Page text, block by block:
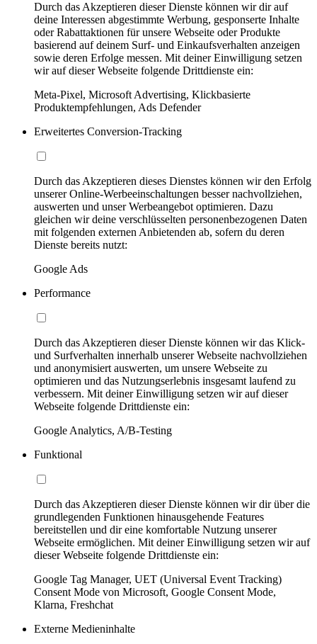
Durch das Akzeptieren dieser Dienste können wir dir auf
deine Interessen abgestimmte Werbung, gesponserte Inhalte
oder Rabattaktionen für unsere Webseite oder Produkte
basierend auf deinem Surf- und Einkaufsverhalten anzeigen
sowie deren Erfolge messen. Mit deiner Einwilligung setzen
wir auf dieser Webseite folgende Drittdienste ein:
Meta-Pixel, Microsoft Advertising, Klickbasierte
Produktempfehlungen, Ads Defender
Erweitertes Conversion-Tracking
Durch das Akzeptieren dieses Dienstes können wir den Erfolg
unserer Online-Werbeeinschaltungen besser nachvollziehen,
auswerten und unser Werbeangebot optimieren. Dazu
gleichen wir deine verschlüsselten personenbezogenen Daten
mit folgenden externen Anbietenden ab, sofern du deren
Dienste bereits nutzt:
Google Ads
Performance
Durch das Akzeptieren dieser Dienste können wir das Klick-
und Surfverhalten innerhalb unserer Webseite nachvollziehen
und anonymisiert auswerten, um unsere Webseite zu
optimieren und das Nutzungserlebnis insgesamt laufend zu
verbessern. Mit deiner Einwilligung setzen wir auf dieser
Webseite folgende Drittdienste ein:
Google Analytics, A/B-Testing
Funktional
Durch das Akzeptieren dieser Dienste können wir dir über die
grundlegenden Funktionen hinausgehende Features
bereitstellen und dir eine komfortable Nutzung unserer
Webseite ermöglichen. Mit deiner Einwilligung setzen wir auf
dieser Webseite folgende Drittdienste ein:
Google Tag Manager, UET (Universal Event Tracking)
Consent Mode von Microsoft, Google Consent Mode,
Klarna, Freshchat
Externe Medieninhalte